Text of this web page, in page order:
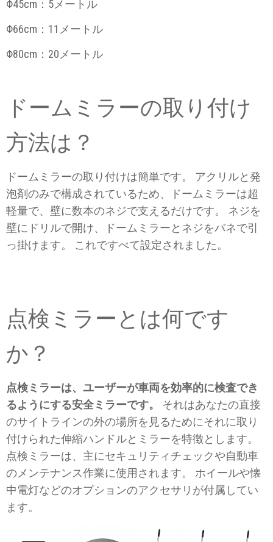
Φ45cm：5メートル
Φ66cm：11メートル
Φ80cm：20メートル
ドームミラーの取り付け
方法は？
ドームミラーの取り付けは簡単です。 アクリルと発
泡剤のみで構成されているため、ドームミラーは超
軽量で、壁に数本のネジで支えるだけです。 ネジを
壁にドリルで開け、ドームミラーとネジをバネで引
っ掛けます。 これですべて設定されました。
点検ミラーとは何です
か？
点検ミラーは、ユーザーが車両を効率的に検査でき
るようにする安全ミラーです。
それはあなたの直接
のサイトラインの外の場所を見るためにそれに取り
付けられた伸縮ハンドルとミラーを特徴とします。
点検ミラーは、主にセキュリティチェックや自動車
のメンテナンス作業に使用されます。 ホイールや懐
中電灯などのオプションのアクセサリが付属してい
ます。